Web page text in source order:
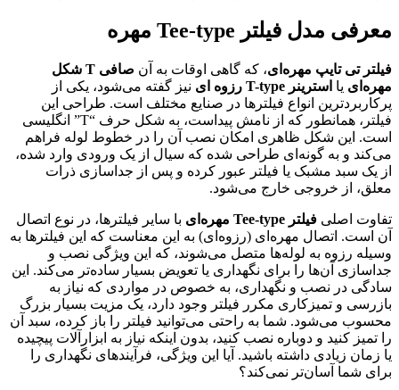
معرفی مدل فیلتر Tee-type مهره
فیلتر تی تایپ مهره‌ای، که گاهی اوقات به آن
صافی T شکل
مهره‌ای یا استرینر T-type رزوه ای
نیز گفته می‌شود، یکی از
پرکاربردترین انواع فیلترها در صنایع مختلف است. طراحی این
فیلتر، همانطور که از نامش پیداست، به شکل حرف “T” انگلیسی
است. این شکل ظاهری امکان نصب آن را در خطوط لوله فراهم
می‌کند و به گونه‌ای طراحی شده که سیال از یک ورودی وارد شده،
از یک سبد مشبک یا فیلتر عبور کرده و پس از جداسازی ذرات
معلق، از خروجی خارج می‌شود.
تفاوت اصلی فیلتر Tee-type مهره‌ای
با سایر فیلترها، در نوع اتصال
آن است. اتصال مهره‌ای (رزوه‌ای) به این معناست که این فیلترها به
وسیله رزوه به لوله‌ها متصل می‌شوند، که این ویژگی نصب و
جداسازی آن‌ها را برای نگهداری یا تعویض بسیار ساده‌تر می‌کند. این
سادگی در نصب و نگهداری، به خصوص در مواردی که نیاز به
بازرسی و تمیزکاری مکرر فیلتر وجود دارد، یک مزیت بسیار بزرگ
محسوب می‌شود. شما به راحتی می‌توانید فیلتر را باز کرده، سبد آن
را تمیز کنید و دوباره نصب کنید، بدون اینکه نیاز به ابزارآلات پیچیده
یا زمان زیادی داشته باشید. آیا این ویژگی، فرآیندهای نگهداری را
برای شما آسان‌تر نمی‌کند؟